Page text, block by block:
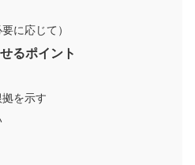
に応じて）
るポイント
を示す